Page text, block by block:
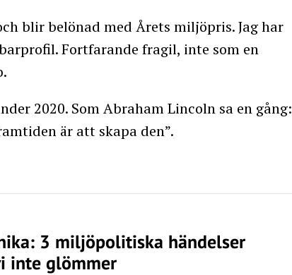
blir belönad med Årets miljöpris. Jag har
Fortfarande fragil, inte som en
2020. Som Abraham Lincoln sa en gång:
är att skapa den”.
3 miljöpolitiska händelser
inte glömmer